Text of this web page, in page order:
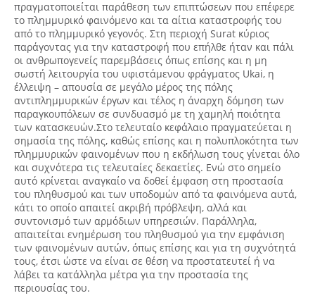
πραγματοποιείται παράθεση των επιπτώσεων που επέφερε
το πλημμυρικό φαινόμενο και τα αίτια καταστροφής του
από το πλημμυρικό γεγονός. Στη περιοχή Surat κύριος
παράγοντας για την καταστροφή που επήλθε ήταν και πάλι
οι ανθρωπογενείς παρεμβάσεις όπως επίσης και η μη
σωστή λειτουργία του υφιστάμενου φράγματος Ukai, η
έλλειψη – απουσία σε μεγάλο μέρος της πόλης
αντιπλημμυρικών έργων και τέλος η άναρχη δόμηση των
παραγκουπόλεων σε συνδυασμό με τη χαμηλή ποιότητα
των κατασκευών.Στο τελευταίο κεφάλαιο πραγματεύεται η
σημασία της πόλης, καθώς επίσης και η πολυπλοκότητα των
πλημμυρικών φαινομένων που η εκδήλωση τους γίνεται όλο
και συχνότερα τις τελευταίες δεκαετίες. Ενώ στο σημείο
αυτό κρίνεται αναγκαίο να δοθεί έμφαση στη προστασία
του πληθυσμού και των υποδομών από τα φαινόμενα αυτά,
κάτι το οποίο απαιτεί ακριβή πρόβλεψη, αλλά και
συντονισμό των αρμόδιων υπηρεσιών. Παράλληλα,
απαιτείται ενημέρωση του πληθυσμού για την εμφάνιση
των φαινομένων αυτών, όπως επίσης και για τη συχνότητά
τους, έτσι ώστε να είναι σε θέση να προστατευτεί ή να
λάβει τα κατάλληλα μέτρα για την προστασία της
περιουσίας του.